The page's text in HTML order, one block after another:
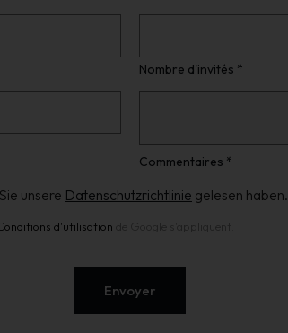
Nombre d'invités *
Commentaires *
unsere Datenschutzrichtlinie gelesen haben.
d'utilisation